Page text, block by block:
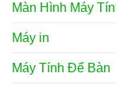
Màn Hình Máy
Máy in
Máy Tính Để Bàn